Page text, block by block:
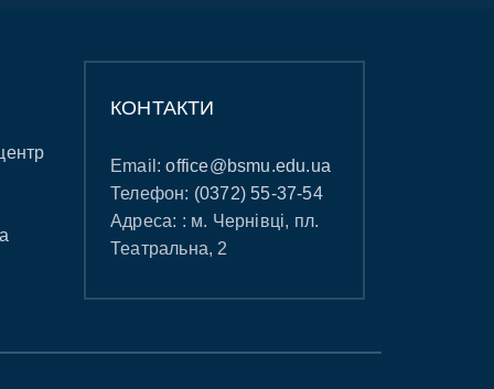
КОНТАКТИ
Email:office@bsmu.edu.ua
Телефон: (0372) 55-37-54
Адреса: : м. Чернівці, пл.
Театральна, 2